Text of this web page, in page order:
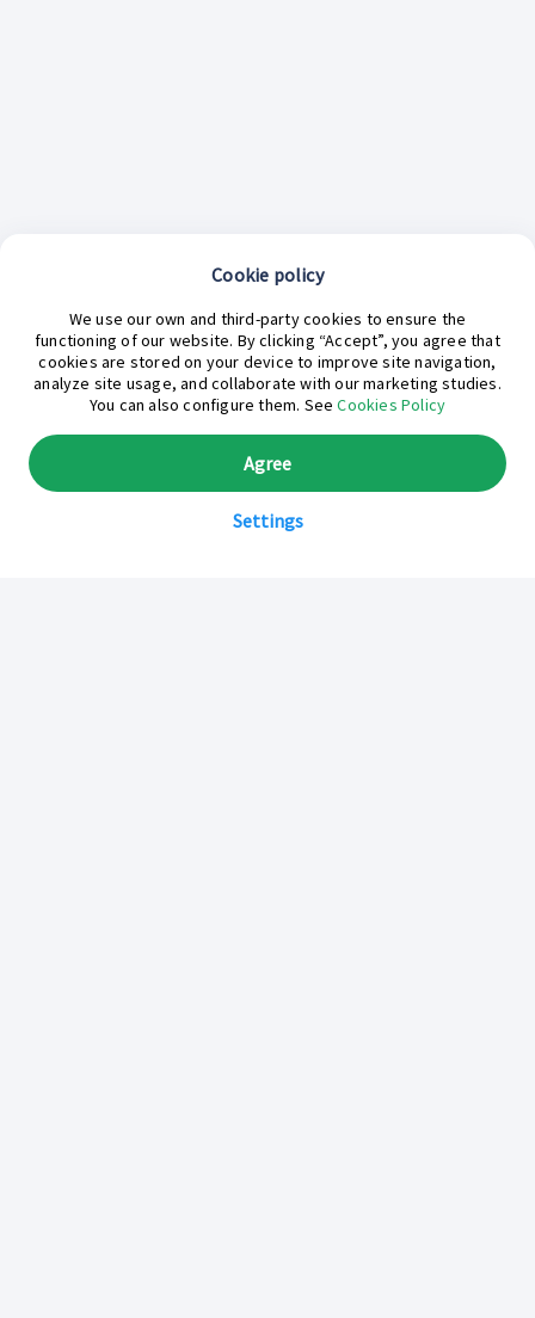
¿En qué podemos ayudarte hoy?
Cookie policy
We use our own and third-party cookies to ensure the
functioning of our website. By clicking “Accept”, you agree that
cookies are stored on your device to improve site navigation,
analyze site usage, and collaborate with our marketing studies.
You can also configure them. SeeCookies Policy
Settings
Agree